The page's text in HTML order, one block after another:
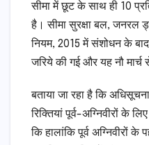
सीमा में छूट के साथ ही 10
है। सीमा सुरक्षा बल, जनरल
नियम, 2015 में संशोधन के
जरिये की गई और यह नौ मार्च
बताया जा रहा है कि
रिक्तियां पूर्व-अग्निवीरों के
कि हालांकि पूर्व अग्निवीरों